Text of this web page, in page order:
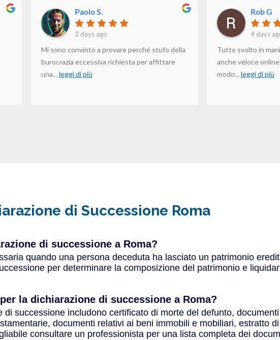
Paolo S.
3 days ago
Mi sono convinto a provare perché stufo della
burocrazia eccessiva richiesta per affittare
una... leggi di più
Rob G
4 days
Tutto svolto in
anche veloce
modo...leggi di più
di Successione Roma
di successione a Roma?
quando una persona deceduta ha lasciato un patrimonio
per determinare la composizione del patrimonio e
la dichiarazione di successione a Roma?
successione includono certificato di morte del defunto,
documenti relativi ai beni immobili e mobiliari, estratto
consultare un professionista per una lista completa dei